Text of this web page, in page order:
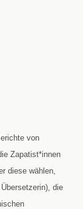
von
Zapatist*innen
diese wählen,
die